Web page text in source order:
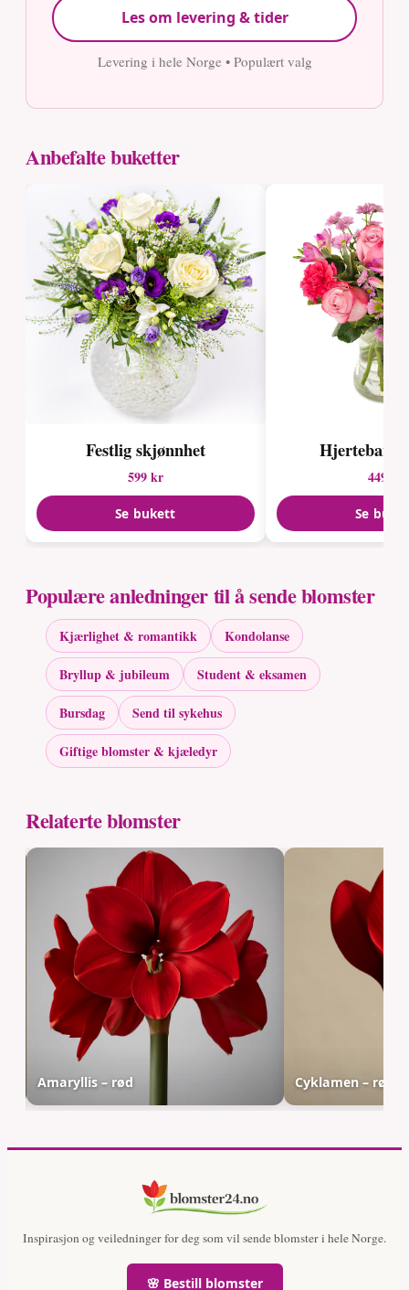
Les om levering & tider
Levering i hele Norge • Populært valg
Anbefalte buketter
Festlig skjønnhet
599 kr
Se bukett
449 kr
Se
Populære anledninger til å sende blomster
Kjærlighet & romantikk
Kondolanse
Bryllup & jubileum
Student & eksamen
Bursdag
Send til sykehus
Giftige blomster & kjæledyr
Relaterte blomster
Amaryllis – rød Cyklamen – rød
Inspirasjon og veiledninger for deg som vil sende blomster i hele Norge.
🌸 Bestill blomster